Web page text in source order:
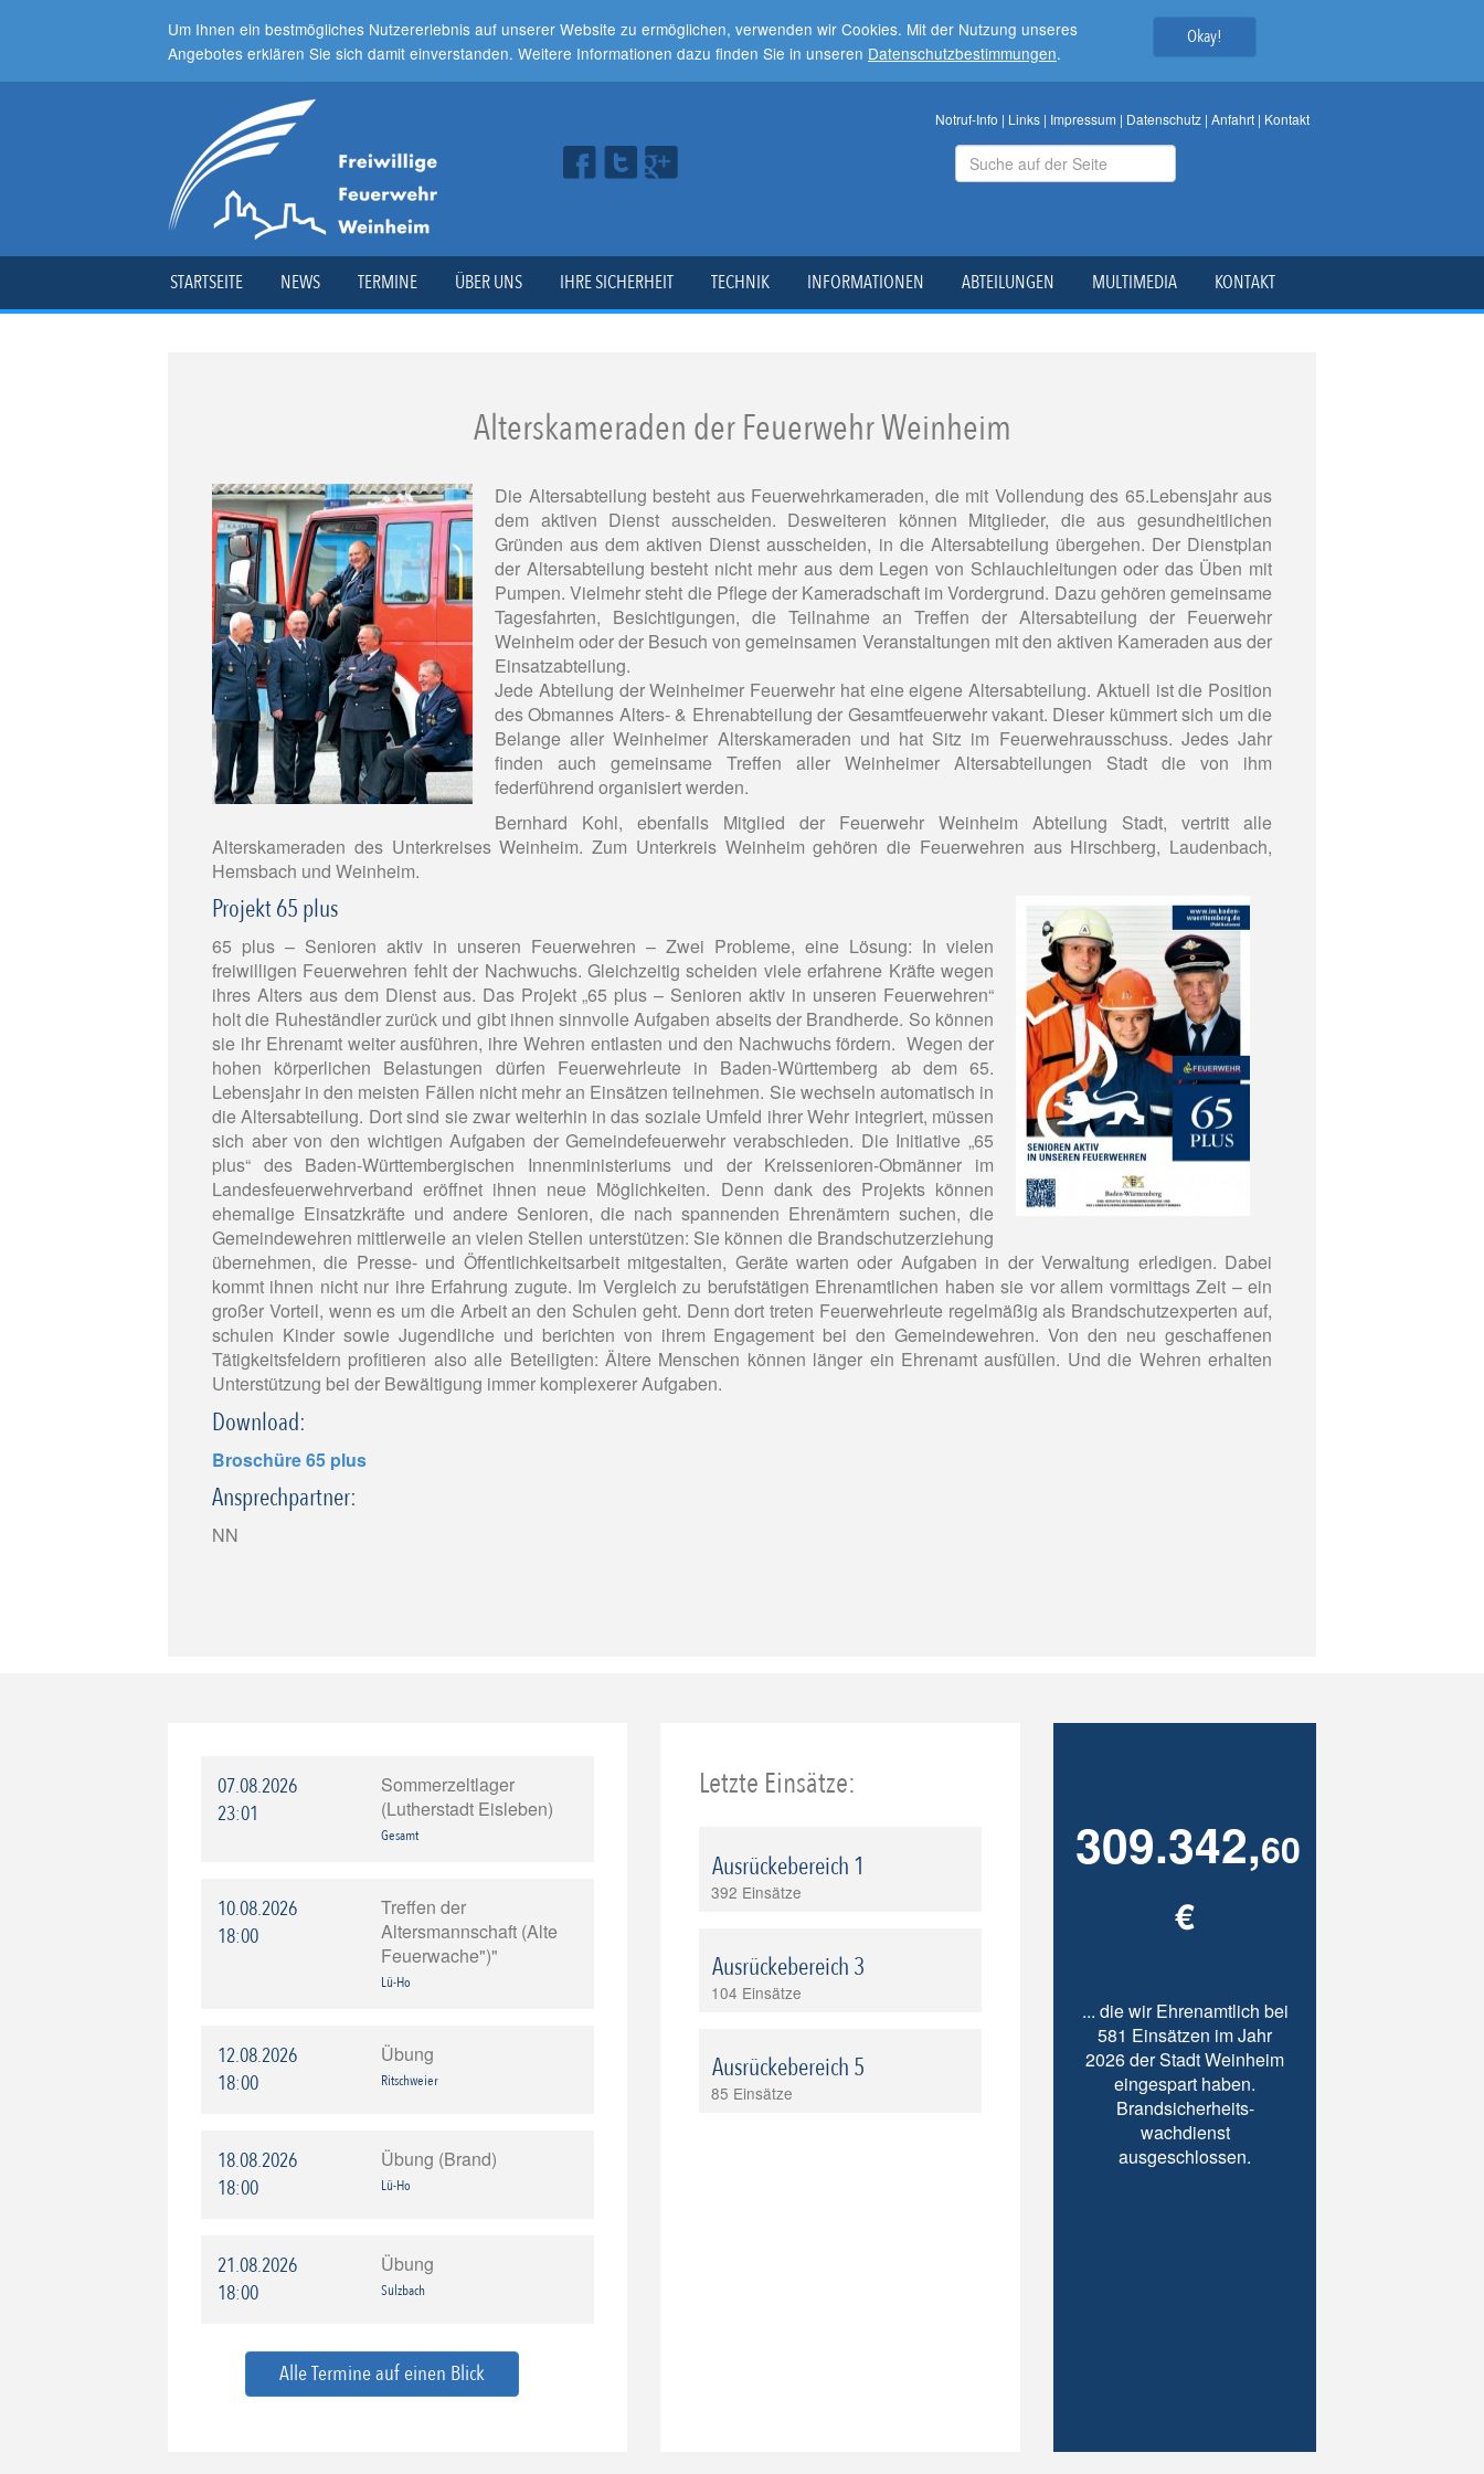
Um Ihnen ein bestmögliches Nutzererlebnis auf unserer Website zu ermöglichen, verwenden wir Cookies. Mit der Nutzung unseres
Angebotes erklären Sie sich damit einverstanden. Weitere Informationen dazu finden Sie in unseren Datenschutzbestimmungen.
Okay!
Notruf-Info | Links| Impressum | Datenschutz| Anfahrt| Kontakt
STARTSEITE NEWS TERMINE ÜBER UNS IHRE SICHERHEIT TECHNIK INFORMATIONEN ABTEILUNGEN MULTIMEDIA KONTAKT
Alterskameraden der Feuerwehr Weinheim
Die Altersabteilung besteht aus Feuerwehrkameraden, die mit Vollendung des 65.Lebensjahr aus
dem aktiven Dienst ausscheiden. Desweiteren können Mitglieder, die aus gesundheitlichen
Gründen aus dem aktiven Dienst ausscheiden, in die Altersabteilung übergehen. Der Dienstplan
der Altersabteilung besteht nicht mehr aus dem Legen von Schlauchleitungen oder das Üben mit
Pumpen. Vielmehr steht die Pflege der Kameradschaft im Vordergrund. Dazu gehören gemeinsame
Tagesfahrten, Besichtigungen, die Teilnahme an Treffen der Altersabteilung der Feuerwehr
Weinheim oder der Besuch von gemeinsamen Veranstaltungen mit den aktiven Kameraden aus der
Einsatzabteilung.
Jede Abteilung der Weinheimer Feuerwehr hat eine eigene Altersabteilung. Aktuell ist die Position
des Obmannes Alters- & Ehrenabteilung der Gesamtfeuerwehr vakant. Dieser kümmert sich um die
Belange aller Weinheimer Alterskameraden und hat Sitz im Feuerwehrausschuss. Jedes Jahr
finden auch gemeinsame Treffen aller Weinheimer Altersabteilungen Stadt die von ihm
federführend organisiert werden.
Bernhard Kohl, ebenfalls Mitglied der Feuerwehr Weinheim Abteilung Stadt, vertritt alle
Alterskameraden des Unterkreises Weinheim. Zum Unterkreis Weinheim gehören die Feuerwehren aus Hirschberg, Laudenbach,
Hemsbach und Weinheim.
Projekt 65 plus
65 plus – Senioren aktiv in unseren Feuerwehren – Zwei Probleme, eine Lösung: In vielen
freiwilligen Feuerwehren fehlt der Nachwuchs. Gleichzeitig scheiden viele erfahrene Kräfte wegen
ihres Alters aus dem Dienst aus. Das Projekt „65 plus – Senioren aktiv in unseren Feuerwehren“
holt die Ruheständler zurück und gibt ihnen sinnvolle Aufgaben abseits der Brandherde. So können
sie ihr Ehrenamt weiter ausführen, ihre Wehren entlasten und den Nachwuchs fördern. Wegen der
hohen körperlichen Belastungen dürfen Feuerwehrleute in Baden-Württemberg ab dem 65.
Lebensjahr in den meisten Fällen nicht mehr an Einsätzen teilnehmen. Sie wechseln automatisch in
die Altersabteilung. Dort sind sie zwar weiterhin in das soziale Umfeld ihrer Wehr integriert, müssen
sich aber von den wichtigen Aufgaben der Gemeindefeuerwehr verabschieden. Die Initiative „65
plus“ des Baden-Württembergischen Innenministeriums und der Kreissenioren-Obmänner im
Landesfeuerwehrverband eröffnet ihnen neue Möglichkeiten. Denn dank des Projekts können
ehemalige Einsatzkräfte und andere Senioren, die nach spannenden Ehrenämtern suchen, die
Gemeindewehren mittlerweile an vielen Stellen unterstützen: Sie können die Brandschutzerziehung
übernehmen, die Presse- und Öffentlichkeitsarbeit mitgestalten, Geräte warten oder Aufgaben in der Verwaltung erledigen. Dabei
kommt ihnen nicht nur ihre Erfahrung zugute. Im Vergleich zu berufstätigen Ehrenamtlichen haben sie vor allem vormittags Zeit – ein
großer Vorteil, wenn es um die Arbeit an den Schulen geht. Denn dort treten Feuerwehrleute regelmäßig als Brandschutzexperten auf,
schulen Kinder sowie Jugendliche und berichten von ihrem Engagement bei den Gemeindewehren. Von den neu geschaffenen
Tätigkeitsfeldern profitieren also alle Beteiligten: Ältere Menschen können länger ein Ehrenamt ausfüllen. Und die Wehren erhalten
Unterstützung bei der Bewältigung immer komplexerer Aufgaben.
Download:
Broschüre 65 plus
Ansprechpartner:
NN
07.08.2026
23:01
Sommerzeltlager
(Lutherstadt Eisleben)
Gesamt
10.08.2026
18:00
Treffen der
Altersmannschaft (Alte
Feuerwache")"
Lü-Ho
12.08.2026
18:00
Übung
Ritschweier
18.08.2026
18:00
Übung (Brand)
Lü-Ho
21.08.2026
18:00
Übung
Sulzbach
Alle Termine auf einen Blick
Letzte Einsätze:
Ausrückebereich 1
392 Einsätze
Ausrückebereich 3
104 Einsätze
Ausrückebereich 5
85 Einsätze
309.342,60
€
... die wir Ehrenamtlich bei
581 Einsätzen im Jahr
2026 der Stadt Weinheim
eingespart haben.
Brandsicherheits-
wachdienst
ausgeschlossen.